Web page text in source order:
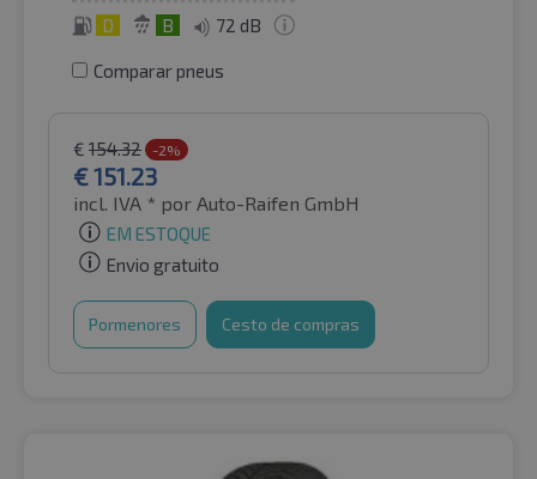
D B 72 dB
Comparar pneus
€ 154.32 -2%
€151.23
incl. IVA * por Auto-Raifen GmbH
EM ESTOQUE
Envio gratuito
Pormenores Cesto de compras